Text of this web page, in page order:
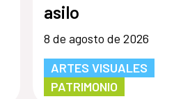
asilo
8 de agosto de 2026
ARTES VISUALES
PATRIMONIO